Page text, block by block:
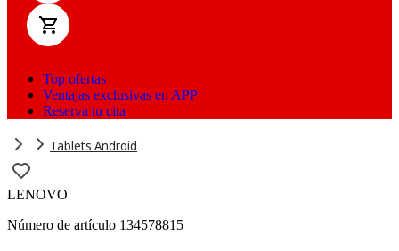
Top ofertas
Ventajas exclusivas en APP
Reserva tu cita
Tablets Android
LENOVO|
Número de artículo 134578815